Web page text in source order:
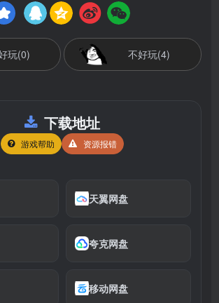
玩(0) 不好玩(4)
下载地址
游戏帮助 资源报错
天翼网盘
夸克网盘
移动网盘